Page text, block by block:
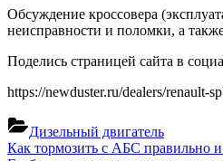
Обсуждение кроссовера
неисправности и поломки, а
Поделись страницей сайта в
https://newduster.ru/dealers/renault-
Дизельный двигатель
Навигация
Previous
Как тормозить с АБС правильно и